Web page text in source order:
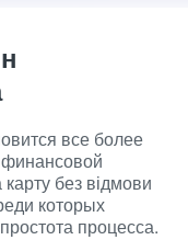
все более
без відмови
которых
процесса.